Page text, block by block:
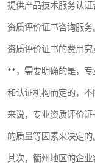
提供产品技术服务认
资质评价证书咨询服
资质评价证书的费用究
**，需要明确的是，专
和认证机构而定的，
来说，专业资质评价
的质量等因素来决定的
其次，衢州地区的企